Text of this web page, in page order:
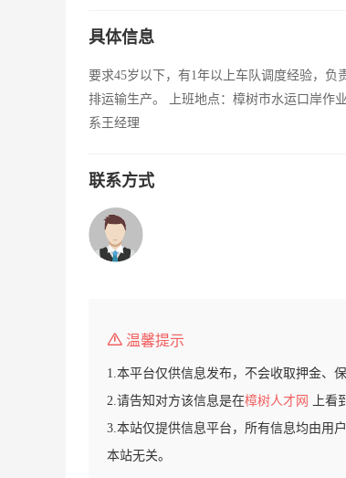
具体信息
要求45岁以下，有1年以上车队调度经验，
排运输生产。 上班地点：樟树市水运口岸作
系王经理
联系方式
温馨提示
1.本平台仅供信息发布，不会收取押金、
2.请告知对方该信息是在樟树人才网
上看
3.本站仅提供信息平台，所有信息均由用
本站无关。